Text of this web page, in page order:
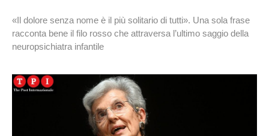
«Il dolore senza nome è il più solitario di tutti». Una sola frase
racconta bene il filo rosso che attraversa l’ultimo saggio della
neuropsichiatra infantile